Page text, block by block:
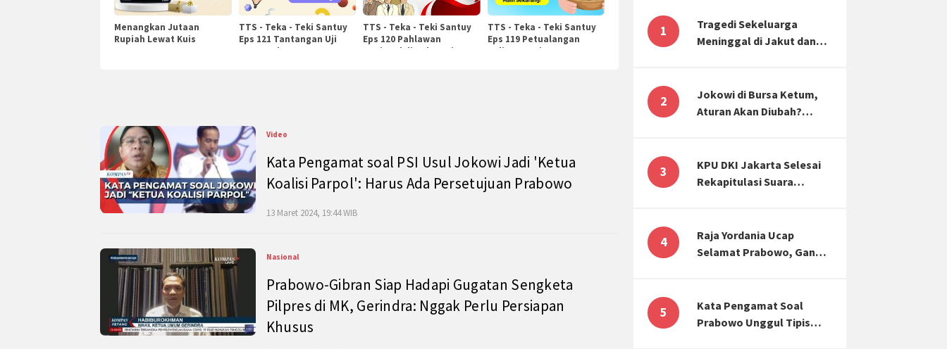
Menangkan Jutaan
Rupiah Lewat Kuis
TTS - Teka - Teki Santuy
Eps 121 Tantangan Uji
Pengetahuan
TTS - Teka - Teki Santuy
Eps 120 Pahlawan
Nasional di Indonesia
TTS - Teka - Teki Santuy
Eps 119 Petualangan
Kuliner Dunia
Video
Kata Pengamat soal PSI Usul Jokowi Jadi 'Ketua
Koalisi Parpol': Harus Ada Persetujuan Prabowo
13 Maret 2024, 19:44 WIB
Nasional
Prabowo-Gibran Siap Hadapi Gugatan Sengketa
Pilpres di MK, Gerindra: Nggak Perlu Persiapan
Khusus
1
Tragedi Sekeluarga
Meninggal di Jakut dan
Mental-Finansial
2
Jokowi di Bursa Ketum,
Aturan Akan Diubah?
3
KPU DKI Jakarta Selesai
Rekapitulasi Suara
Ganjar
4
Raja Yordania Ucap
Selamat Prabowo, Ganjar
3 NEWS]
5
Kata Pengamat Soal
Prabowo Unggul Tipis